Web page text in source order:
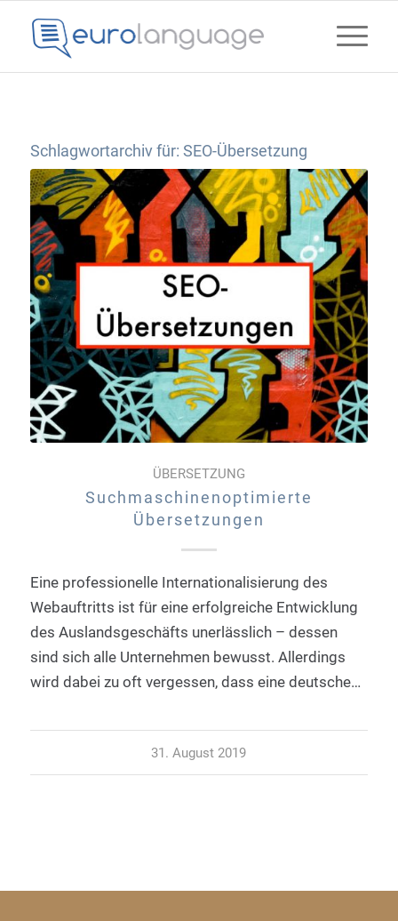
Schlagwortarchiv für: SEO-Übersetzung
ÜBERSETZUNG
Suchmaschinenoptimierte
Übersetzungen
Eine professionelle Internationalisierung des
Webauftritts ist für eine erfolgreiche Entwicklung
des Auslandsgeschäfts unerlässlich – dessen
sind sich alle Unternehmen bewusst. Allerdings
wird dabei zu oft vergessen, dass eine deutsche…
31. August 2019